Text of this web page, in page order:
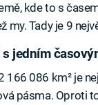
kde to s
my. Tady je 9
jedním
166 086 km² je
pásma. Oproti